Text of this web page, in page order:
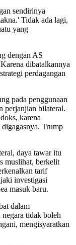
sendirinya
Tidak ada lagi,
yang
dengan AS
dibatalkannya
perdagangan
pada penggunaan
perjanjian bilateral.
karena
Trump
daya tawar itu
muslihat, berkelit
tarif
investigasi
masuk baru.
dalam
tidak boleh
mengisyaratkan